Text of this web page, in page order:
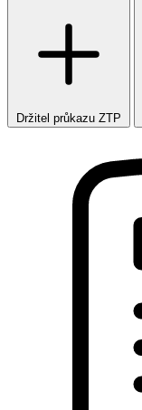
Držitel průkazu ZTP